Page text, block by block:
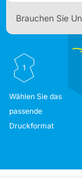
Brauchen Sie
1
Wählen Sie das
passende
Druckformat